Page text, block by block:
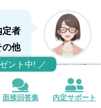
定者
の他
き
す。
の
就活アドバイザー
面接回答集 内定サポート
ント中! ／